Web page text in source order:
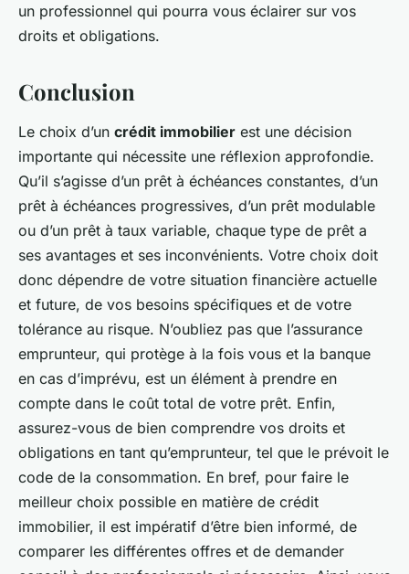
un professionnel qui pourra vous éclairer sur vos
droits et obligations.
Conclusion
Le choix d’un crédit immobilier est une décision
importante qui nécessite une réflexion approfondie.
Qu’il s’agisse d’un prêt à échéances constantes, d’un
prêt à échéances progressives, d’un prêt modulable
ou d’un prêt à taux variable, chaque type de prêt a
ses avantages et ses inconvénients. Votre choix doit
donc dépendre de votre situation financière actuelle
et future, de vos besoins spécifiques et de votre
tolérance au risque. N’oubliez pas que l’assurance
emprunteur, qui protège à la fois vous et la banque
en cas d’imprévu, est un élément à prendre en
compte dans le coût total de votre prêt. Enfin,
assurez-vous de bien comprendre vos droits et
obligations en tant qu’emprunteur, tel que le prévoit le
code de la consommation. En bref, pour faire le
meilleur choix possible en matière de crédit
immobilier, il est impératif d’être bien informé, de
comparer les différentes offres et de demander